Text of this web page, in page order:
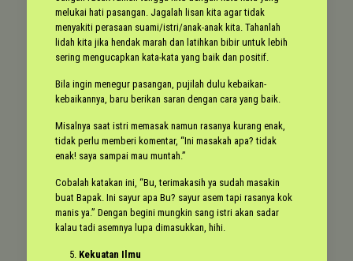
melukai hati pasangan. Jagalah lisan kita agar tidak
menyakiti perasaan suami/istri/anak-anak kita. Tahanlah
lidah kita jika hendak marah dan latihkan bibir untuk lebih
sering mengucapkan kata-kata yang baik dan positif.
Bila ingin menegur pasangan, pujilah dulu kebaikan-
kebaikannya, baru berikan saran dengan cara yang baik.
Misalnya saat istri memasak namun rasanya kurang enak,
tidak perlu memberi komentar, “Ini masakah apa? tidak
enak! saya sampai mau muntah.”
Cobalah katakan ini, “Bu, terimakasih ya sudah masakin
buat Bapak. Ini sayur apa Bu? sayur asem tapi rasanya kok
manis ya.” Dengan begini mungkin sang istri akan sadar
kalau tadi asemnya lupa dimasukkan, hihi.
Kekuatan Ilmu